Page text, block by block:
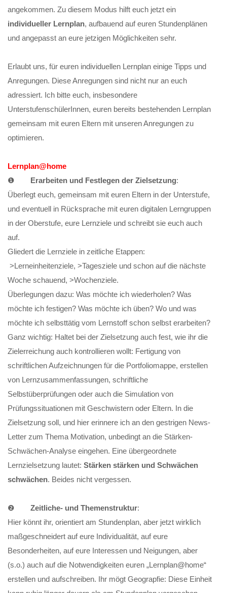
angekommen. Zu diesem Modus hilft euch jetzt ein
individueller Lernplan, aufbauend auf euren Stundenplänen
und angepasst an eure jetzigen Möglichkeiten sehr.
Erlaubt uns, für euren individuellen Lernplan einige Tipps und
Anregungen. Diese Anregungen sind nicht nur an euch
adressiert. Ich bitte euch, insbesondere
UnterstufenschülerInnen, euren bereits bestehenden Lernplan
gemeinsam mit euren Eltern mit unseren Anregungen zu
optimieren.
Lernplan@home
❶ Erarbeiten und Festlegen der Zielsetzung:
Überlegt euch, gemeinsam mit euren Eltern in der Unterstufe,
und eventuell in Rücksprache mit euren digitalen Lerngruppen
in der Oberstufe, eure Lernziele und schreibt sie euch auch
auf.
Gliedert die Lernziele in zeitliche Etappen:
>Lerneinheitenziele, >Tagesziele und schon auf die nächste
Woche schauend, >Wochenziele.
Überlegungen dazu: Was möchte ich wiederholen? Was
möchte ich festigen? Was möchte ich üben? Wo und was
möchte ich selbsttätig vom Lernstoff schon selbst erarbeiten?
Ganz wichtig: Haltet bei der Zielsetzung auch fest, wie ihr die
Zielerreichung auch kontrollieren wollt: Fertigung von
schriftlichen Aufzeichnungen für die Portfoliomappe, erstellen
von Lernzusammenfassungen, schriftliche
Selbstüberprüfungen oder auch die Simulation von
Prüfungssituationen mit Geschwistern oder Eltern. In die
Zielsetzung soll, und hier erinnere ich an den gestrigen News-
Letter zum Thema Motivation, unbedingt an die Stärken-
Schwächen-Analyse eingehen. Eine übergeordnete
Lernzielsetzung lautet: Stärken stärken und Schwächen
schwächen. Beides nicht vergessen.
❷ Zeitliche- und Themenstruktur:
Hier könnt ihr, orientiert am Stundenplan, aber jetzt wirklich
maßgeschneidert auf eure Individualität, auf eure
Besonderheiten, auf eure Interessen und Neigungen, aber
(s.o.) auch auf die Notwendigkeiten euren „Lernplan@home“
erstellen und aufschreiben. Ihr mögt Geograpfie: Diese Einheit